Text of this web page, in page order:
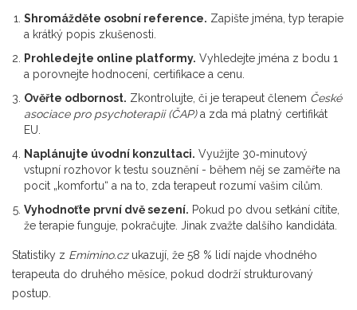
Shromážděte osobní reference. Zapište jména, typ terapie
a krátký popis zkušenosti.
Prohledejte online platformy. Vyhledejte jména z bodu 1
a porovnejte hodnocení, certifikace a cenu.
Ověřte odbornost. Zkontrolujte, či je terapeut členem České
asociace pro psychoterapii (ČAP)a zda má platný certifikát
EU.
Naplánujte úvodní konzultaci. Využijte 30‑minutový
vstupní rozhovor k testu souznění - během něj se zaměřte na
pocit „komfortu“ a na to, zda terapeut rozumí vašim cílům.
Vyhodnoťte první dvě sezení. Pokud po dvou setkání cítíte,
že terapie funguje, pokračujte. Jinak zvažte dalšího kandidáta.
Statistiky z Emimino.czukazují, že 58 % lidí najde vhodného
terapeuta do druhého měsíce, pokud dodrží strukturovaný
postup.